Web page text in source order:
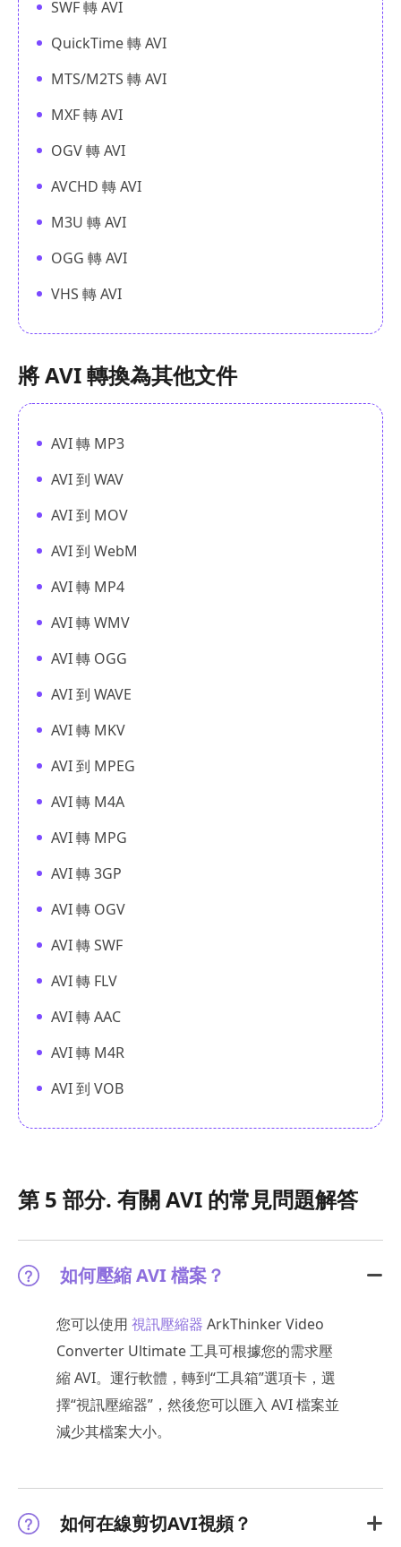
SWF 轉 AVI
QuickTime 轉 AVI
MTS/M2TS 轉 AVI
MXF 轉 AVI
OGV 轉 AVI
AVCHD 轉 AVI
M3U 轉 AVI
OGG 轉 AVI
VHS 轉 AVI
將 AVI 轉換為其他文件
AVI 轉 MP3
AVI 到 WAV
AVI 到 MOV
AVI 到 WebM
AVI 轉 MP4
AVI 轉 WMV
AVI 轉 OGG
AVI 到 WAVE
AVI 轉 MKV
AVI 到 MPEG
AVI 轉 M4A
AVI 轉 MPG
AVI 轉 3GP
AVI 轉 OGV
AVI 轉 SWF
AVI 轉 FLV
AVI 轉 AAC
AVI 轉 M4R
AVI 到 VOB
第 5 部分. 有關 AVI 的常見問題解答
如何壓縮 AVI 檔案？
您可以使用 視訊壓縮器 ArkThinker Video
Converter Ultimate 工具可根據您的需求壓
縮 AVI。運行軟體，轉到“工具箱”選項卡，選
擇“視訊壓縮器”，然後您可以匯入 AVI 檔案並
減少其檔案大小。
如何在線剪切AVI視頻？